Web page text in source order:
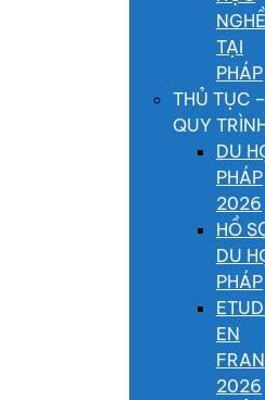
NGHỀ
TẠI
PHÁP
THỦ TỤC –
QUY
DU
PHÁP
2026
HỒ
DU
PHÁP
EN
2026